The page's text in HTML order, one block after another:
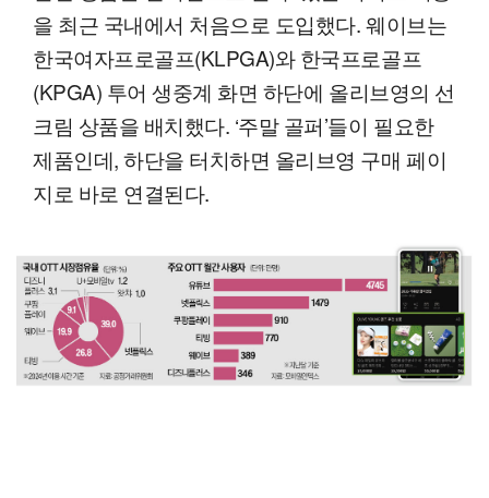
을 최근 국내에서 처음으로 도입했다. 웨이브는
한국여자프로골프(KLPGA)와 한국프로골프
(KPGA) 투어 생중계 화면 하단에 올리브영의 선
크림 상품을 배치했다. ‘주말 골퍼’들이 필요한
제품인데, 하단을 터치하면 올리브영 구매 페이
지로 바로 연결된다.